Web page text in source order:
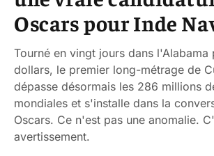
Oscars pour Inde
Tourné en vingt jours dans
dollars, le premier long-métrage de
dépasse désormais les 286 millions
mondiales et s'installe dans la
Oscars. Ce n'est pas une anomalie.
avertissement.